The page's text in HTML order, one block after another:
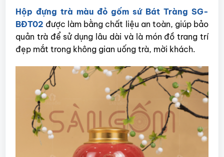
Hộp đựng trà màu đỏ gốm sứ Bát Tràng SG-
BĐT02 được làm bằng chất liệu an toàn, giúp bảo
quản trà để sử dụng lâu dài và là món đồ trang trí
đẹp mắt trong không gian uống trà, mời khách.